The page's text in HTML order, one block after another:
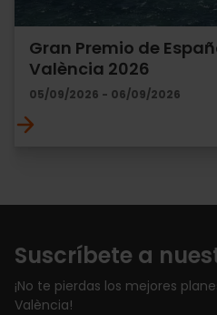
Gran Premio de
València 2026
05/09/2026 - 06/09/2026
Suscríbete a
¡No te pierdas los mejores
València!